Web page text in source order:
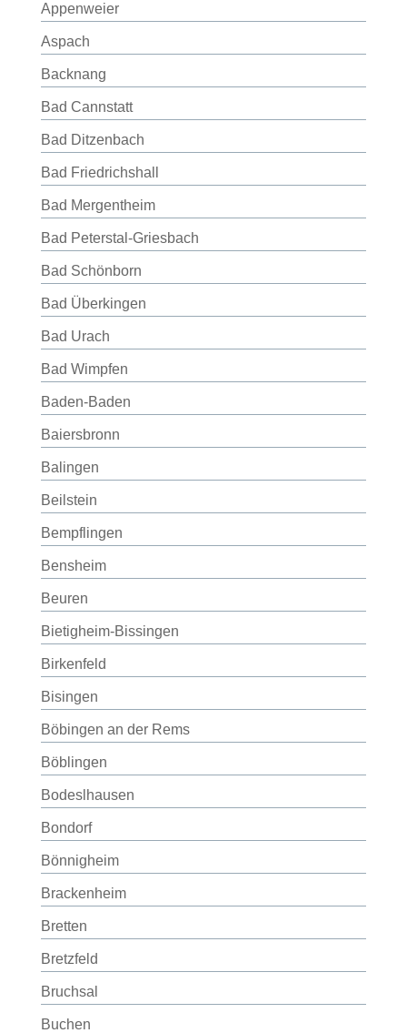
Appenweier
Aspach
Backnang
Bad Cannstatt
Bad Ditzenbach
Bad Friedrichshall
Bad Mergentheim
Bad Peterstal-Griesbach
Bad Schönborn
Bad Überkingen
Bad Urach
Bad Wimpfen
Baden-Baden
Baiersbronn
Balingen
Beilstein
Bempflingen
Bensheim
Beuren
Bietigheim-Bissingen
Birkenfeld
Bisingen
Böbingen an der Rems
Böblingen
Bodeslhausen
Bondorf
Bönnigheim
Brackenheim
Bretten
Bretzfeld
Bruchsal
Buchen